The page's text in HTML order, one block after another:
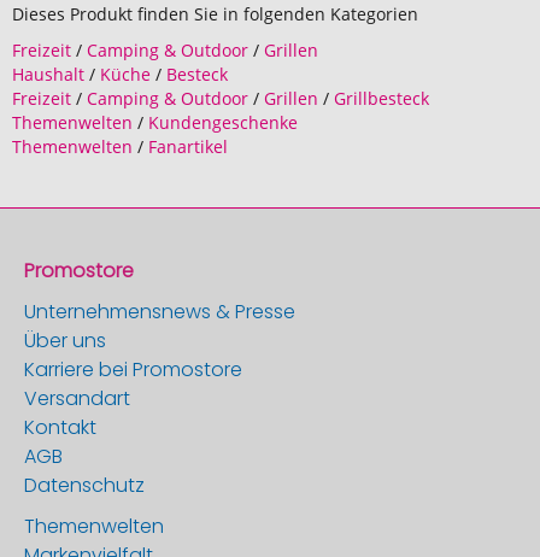
Dieses Produkt finden Sie in folgenden Kategorien
Freizeit / Camping & Outdoor / Grillen
Haushalt / Küche / Besteck
Freizeit / Camping & Outdoor / Grillen / Grillbesteck
Themenwelten / Kundengeschenke
Themenwelten / Fanartikel
Promostore
Unternehmensnews & Presse
Über uns
Karriere bei Promostore
Versandart
Kontakt
AGB
Datenschutz
Themenwelten